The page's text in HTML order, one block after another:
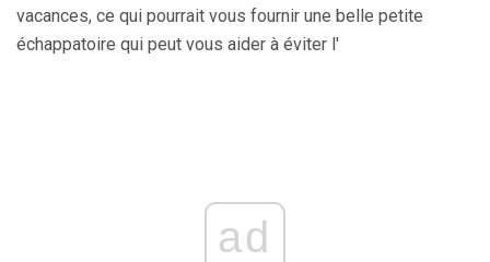
vacances, ce qui pourrait vous fournir une belle petite
échappatoire qui peut vous aider à éviter l'
ad